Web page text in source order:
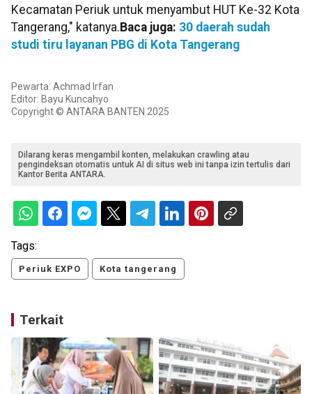
Kecamatan Periuk untuk menyambut HUT Ke-32 Kota
Tangerang," katanya.Baca juga: 30 daerah sudah
studi tiru layanan PBG di Kota Tangerang
Pewarta: Achmad Irfan
Editor: Bayu Kuncahyo
Copyright © ANTARA BANTEN 2025
Dilarang keras mengambil konten, melakukan crawling atau
pengindeksan otomatis untuk AI di situs web ini tanpa izin tertulis dari
Kantor Berita ANTARA.
Tags:
Periuk EXPO Kota tangerang
Terkait